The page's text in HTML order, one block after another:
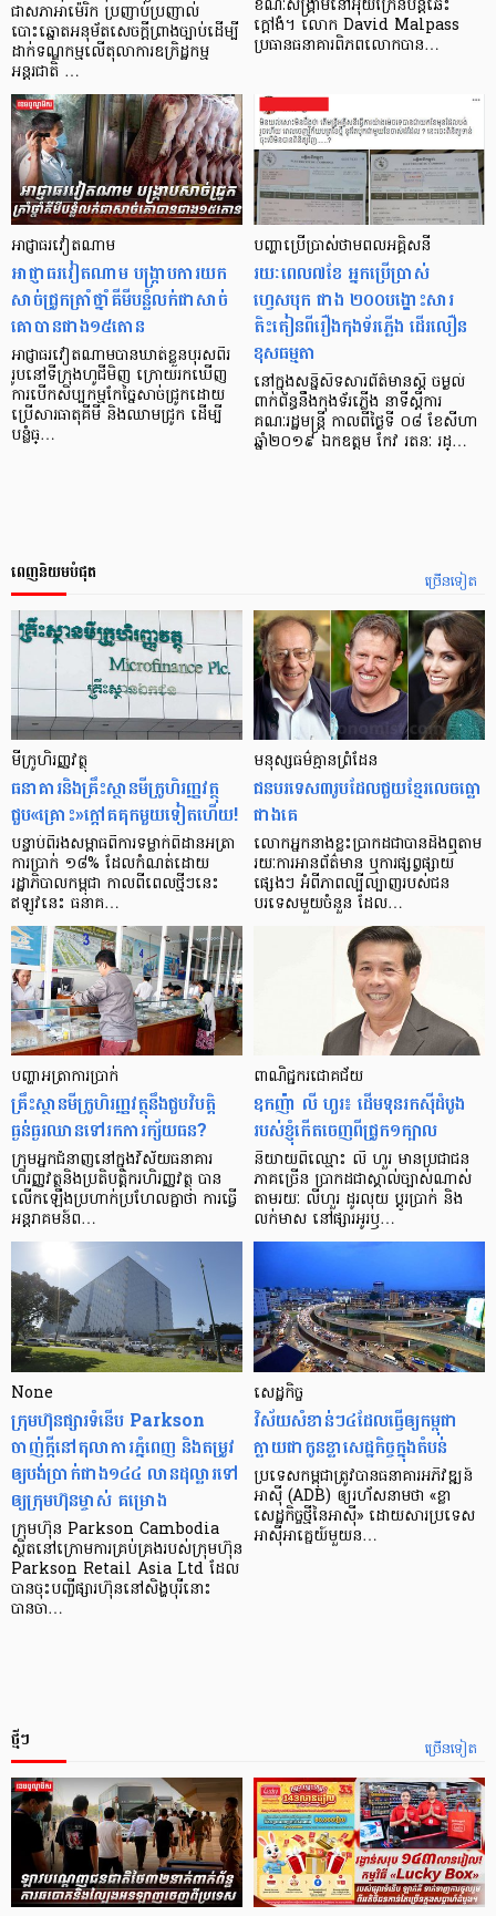
ជាសភាអាម៉េរិក ប្រញាប់ប្រញាល់
បោះឆ្នោតអនុម័តសេចក្ដីព្រាងច្បាប់ដើម្បី
ដាក់ទណ្ឌកម្មលើតុលាការឧក្រិដ្ឋកម្ម
អន្តរជាតិ …
ខណៈសង្គ្រាមនៅអ៊ុយក្រែនបន្ដឆេះ
ក្ដៅងំ។ លោក David Malpass
ប្រធានធនាគារពិភពលោកបាន…
អាជ្ញាធរវៀតណាម
អាជ្ញាធរវៀតណាម បង្ក្រាបការយក
សាច់ជ្រូកត្រាំថ្នាំគីមីបន្លំលក់ជាសាច់
គោបានជាង១៥តោន
អាជ្ញាធរវៀតណាមបានឃាត់ខ្លួនបុរសពីរ
រូបនៅទីក្រុងហូជីមិញ ក្រោយរកឃើញ
ការបើកសិប្បកម្មកែច្នៃសាច់ជ្រូកដោយ
ប្រើសារធាតុគីមី និងឈាមជ្រូក ដើម្បី
បន្លំធ្…
បញ្ហាប្រើប្រាស់​ថាមពលអគ្គិសនី
រយៈពេល៧ខែ អ្នកប្រើប្រាស់
ហ្វេសបុក ជាង ២០០បង្ហោះសារ
តិះតៀនពីរឿងកុងទ័រភ្លើង ដើរលឿន
ខុសធម្មតា
នៅក្នុងសន្និសិទសារព័ត៌មានស្តី ចម្ងល់
ពាក់ព័ន្ធនឹងកុងទ័រភ្លើង នាទីស្តីការ
គណៈរដ្ឋមន្រ្តី កាលពីថ្ងៃទី ០៨ ខែសីហា
ឆ្នាំ២០១៩ ឯកឧត្តម កែវ រតនៈ រដ្…
ច្រើនទៀត
ពេញនិយមបំផុត
មីក្រូ​ហិរញ្ញវត្ថុ
ធនាគារ​និង​គ្រឹះស្ថាន​មីក្រូ​ហិរញ្ញវត្ថុ​
ជួប«គ្រោះ»ក្តៅ​គគុក​មួយ​ទៀត​ហើយ!
បន្ទាប់​ពី​រង​សម្ពាធ​​ពី​ការ​ទម្លាក់​ពិដាន​អត្រា​
ការ​ប្រាក់ ១៨​% ដែល​កំណត់​ដោយ​
រដ្ឋាភិបាល​កម្ពុជា កាល​ពី​ពេល​ថ្មីៗ​នេះ
ឥឡូវ​នេះ ធនាគ…
មនុស្ស​ធម៌​គ្មាន​ព្រំដែន
ជន​បរទេស​៣​រូប​ដែល​ជួយ​ខ្មែរ​លេច​ធ្លោ​
ជាង​គេ
លោកអ្នក​នាង​ខ្លះ​ប្រាកដ​ជា​បាន​​ដឹង​ឮ​តាម​
រយៈ​ការ​អាន​ព័ត៌មាន ឬ​ការ​ផ្សព្វផ្សាយ​
ផ្សេងៗ អំពី​ភាព​ល្បីល្បាញ​របស់​ជន​
បរទេស​មួយ​ចំនួន ដែល…
បញ្ហា​អត្រា​ការប្រាក់
គ្រឹះស្ថាន​មីក្រូ​ហិរញ្ញវត្ថុ​នឹង​ជួប​វិបត្តិ​
ធ្ងន់ធ្ងរ​ឈាន​ទៅ​រក​ការ​ក្ស័យធន?
ក្រុម​អ្នក​ជំនាញ​នៅ​ក្នុង​វិស័យ​ធនាគារ
ហិរញ្ញវត្ថុ​និង​ប្រតិបត្តិករ​ហិរញ្ញ​វត្ថុ បាន​​
លើក​ឡើង​ប្រហាក់​ប្រហែល​គ្នា​ថា ការ​ធ្វើ​
អន្តរាគមន៍​ព…
ពាណិជ្ជករជោគជ័យ
ឧកញ៉ា លី ហួរ៖ ដើមទុនរកស៊ីដំបូង
របស់ខ្ញុំកើតចេញពីជ្រូក១ក្បាល
និយាយ​ពី​ឈ្មោះ លី ហួរ មាន​ប្រជាជន​
ភាគ​ច្រើន ប្រាកដ​ជា​ស្គាល់​ច្បាស់​ណាស់
តាមរយៈ លីហួរ ដូរ​លុយ ប្តូរ​បា្រក់ និង​
លក់​មាស នៅ​ផ្សារ​អូរ​ឫ…
None
ក្រុមហ៊ុនផ្សារទំនើប Parkson
ចាញ់ក្ដីនៅតុលាការភ្នំពេញ និងតម្រូវ
ឲ្យបង់ប្រាក់ជាង១៤៤ លានដុល្លារទៅ
ឲ្យក្រុមហ៊ុនម្ចាស់ គម្រោង
ក្រុមហ៊ុន Parkson Cambodia
ស្ថិតនៅក្រោមការគ្រប់គ្រងរបស់ក្រុមហ៊ុន
Parkson Retail Asia Ltd ដែល
បានចុះបញ្ចីផ្សារហ៊ុននៅសិង្ហបុរីនោះ
បានចា…
សេដ្ឋកិច្ច​
វិស័យ​សំខាន់ៗ​៤​ដែល​ធ្វើ​ឲ្យ​កម្ពុជា​
ក្លាយ​ជា​កូន​ខ្លា​សេដ្ឋកិច្ច​ក្នុង​តំបន់
ប្រទេស​កម្ពុជា​ត្រូវ​បាន​ធនាគារ​អភិវឌ្ឍន៍​
អាស៊ី (ADB) ឲ្យ​រហ័ស​នាមថា «ខ្លា​
សេដ្ឋកិច្ច​ថ្មី​នៃ​អាស៊ី» ដោយសារ​ប្រទេស​
អាស៊ី​អាគ្នេយ៍​មួយ​ន…
ច្រើនទៀត
ថ្មីៗ